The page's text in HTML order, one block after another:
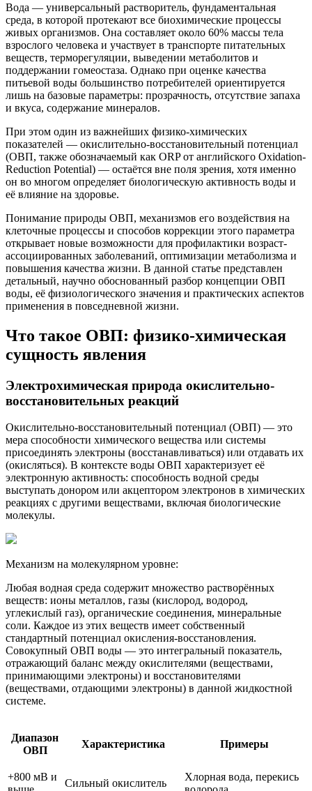
Вода — универсальный растворитель, фундаментальная
среда, в которой протекают все биохимические процессы
живых организмов. Она составляет около 60% массы тела
взрослого человека и участвует в транспорте питательных
веществ, терморегуляции, выведении метаболитов и
поддержании гомеостаза. Однако при оценке качества
питьевой воды большинство потребителей ориентируется
лишь на базовые параметры: прозрачность, отсутствие запаха
и вкуса, содержание минералов.
При этом один из важнейших физико-химических
показателей — окислительно-восстановительный потенциал
(ОВП, также обозначаемый как ORP от английского Oxidation-
Reduction Potential) — остаётся вне поля зрения, хотя именно
он во многом определяет биологическую активность воды и
её влияние на здоровье.
Понимание природы ОВП, механизмов его воздействия на
клеточные процессы и способов коррекции этого параметра
открывает новые возможности для профилактики возраст-
ассоциированных заболеваний, оптимизации метаболизма и
повышения качества жизни. В данной статье представлен
детальный, научно обоснованный разбор концепции ОВП
воды, её физиологического значения и практических аспектов
применения в повседневной жизни.
Что такое ОВП: физико-химическая
сущность явления
Электрохимическая природа окислительно-
восстановительных реакций
Окислительно-восстановительный потенциал (ОВП) — это
мера способности химического вещества или системы
присоединять электроны (восстанавливаться) или отдавать их
(окисляться). В контексте воды ОВП характеризует её
электронную активность: способность водной среды
выступать донором или акцептором электронов в химических
реакциях с другими веществами, включая биологические
молекулы.
Механизм на молекулярном уровне:
Любая водная среда содержит множество растворённых
веществ: ионы металлов, газы (кислород, водород,
углекислый газ), органические соединения, минеральные
соли. Каждое из этих веществ имеет собственный
стандартный потенциал окисления-восстановления.
Совокупный ОВП воды — это интегральный показатель,
отражающий баланс между окислителями (веществами,
принимающими электроны) и восстановителями
(веществами, отдающими электроны) в данной жидкостной
системе.
Диапазон
ОВП
Характеристика Примеры
+800 мВ и
Сильный окислитель
Хлорная вода, перекись